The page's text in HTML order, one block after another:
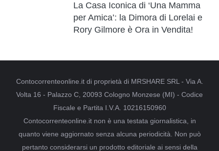
La Casa Iconica di ‘Una Mamma
per Amica’: la Dimora di Lorelai e
Rory Gilmore è Ora in Vendita!
Contocorrenteonline.it di proprietà di MRSHARE SRL - Via A.
Volta 16 - Palazzo C, 20093 Cologno Monzese (MI) - Codice
Fiscale e Partita I.V.A. 10216150960
Contocorrenteonline.it non è una testata giornalistica, in
quanto viene aggiornato senza alcuna periodicità. Non può
pertanto considerarsi un prodotto editoriale ai sensi della